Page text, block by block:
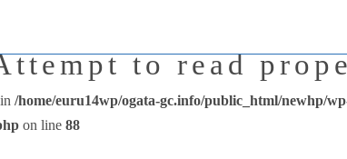
to read
/home/euru14wp/ogata-gc.info/public_html/newhp/
on line 88